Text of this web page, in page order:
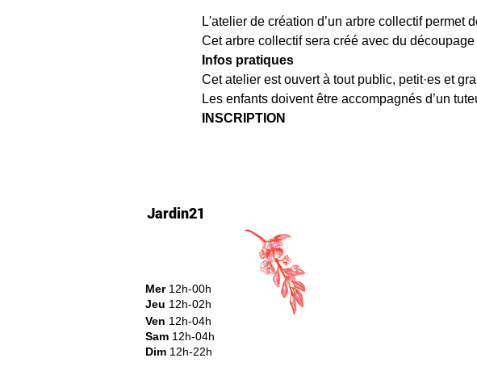
L'atelier de création d’un arbre collectif permet
Cet arbre collectif sera créé avec du
Infos pratiques
Cet atelier est ouvert à tout public, petit·es et
Les enfants doivent être accompagnés d’un
INSCRIPTION
Jardin21
Mer12h-00h
Jeu 12h-02h
Ven 12h-04h
Sam 12h-04h
Dim 12h-22h​